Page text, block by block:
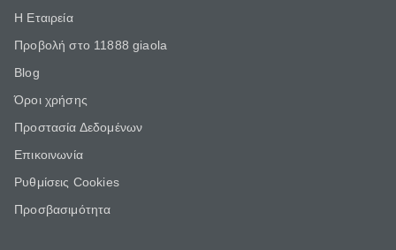
Η Εταιρεία
Προβολή στο 11888 giaola
Blog
Όροι χρήσης
Προστασία Δεδομένων
Επικοινωνία
Ρυθμίσεις Cookies
Προσβασιμότητα